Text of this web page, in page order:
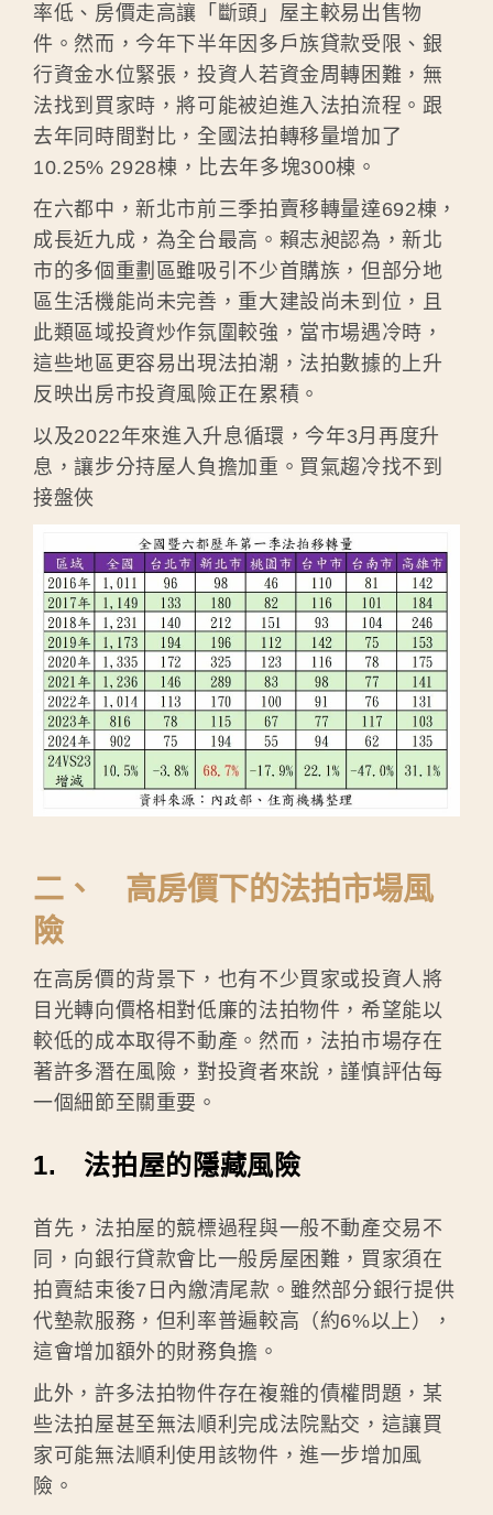
率低、房價走高讓「斷頭」屋主較易出售物
件。然而，今年下半年因多戶族貸款受限、銀
行資金水位緊張，投資人若資金周轉困難，無
法找到買家時，將可能被迫進入法拍流程。跟
去年同時間對比，全國法拍轉移量增加了
10.25% 2928棟，比去年多塊300棟。
在六都中，新北市前三季拍賣移轉量達692棟，
成長近九成，為全台最高。賴志昶認為，新北
市的多個重劃區雖吸引不少首購族，但部分地
區生活機能尚未完善，重大建設尚未到位，且
此類區域投資炒作氛圍較強，當市場遇冷時，
這些地區更容易出現法拍潮，法拍數據的上升
反映出房市投資風險正在累積。
以及2022年來進入升息循環，今年3月再度升
息，讓步分持屋人負擔加重。買氣趨冷找不到
接盤俠
二、 高房價下的法拍市場風
險
在高房價的背景下，也有不少買家或投資人將
目光轉向價格相對低廉的法拍物件，希望能以
較低的成本取得不動產。然而，法拍市場存在
著許多潛在風險，對投資者來說，謹慎評估每
一個細節至關重要。
1. 法拍屋的隱藏風險
首先，法拍屋的競標過程與一般不動產交易不
同，向銀行貸款會比一般房屋困難，買家須在
拍賣結束後7日內繳清尾款。雖然部分銀行提供
代墊款服務，但利率普遍較高（約6%以上），
這會增加額外的財務負擔。
此外，許多法拍物件存在複雜的債權問題，某
些法拍屋甚至無法順利完成法院點交，這讓買
家可能無法順利使用該物件，進一步增加風
險。